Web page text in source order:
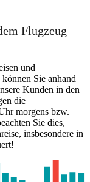
Flugzeug
und
Sie anhand
Kunden in den
die
morgens bzw.
Sie dies,
insbesondere in